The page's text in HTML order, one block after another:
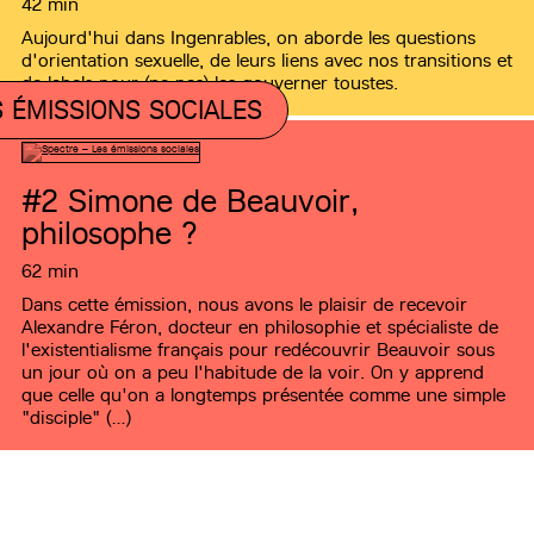
Aujourd'hui dans Ingenrables, on aborde les questions
d'orientation sexuelle, de leurs liens avec nos transitions et
de labels pour (ne pas) les gouverner toustes.
ÉMISSIONS SOCIALES
#2 Simone de Beauvoir,
philosophe ?
62 min
Dans cette émission, nous avons le plaisir de recevoir
Alexandre Féron, docteur en philosophie et spécialiste de
l'existentialisme français pour redécouvrir Beauvoir sous
un jour où on a peu l'habitude de la voir. On y apprend
que celle qu'on a longtemps présentée comme une simple
"disciple" (…)